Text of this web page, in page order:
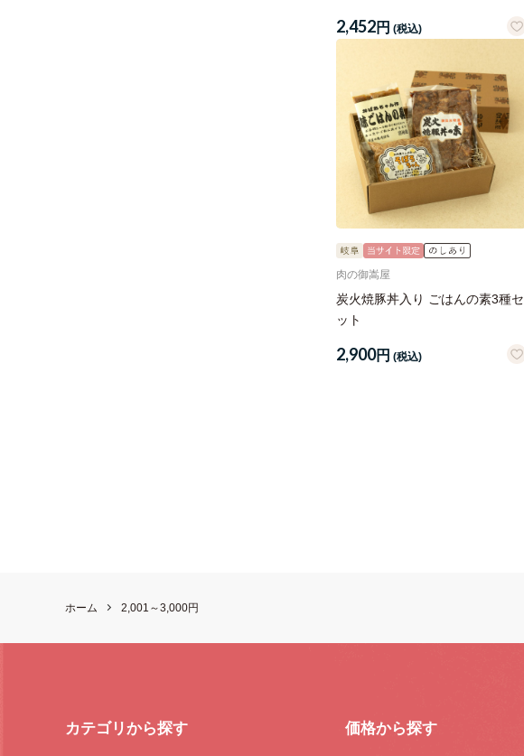
2,452円 (税込)
肉の御嵩屋
炭火焼豚丼入り ごはんの素3種セ
ット
2,900円 (税込)
ホーム 2,001～3,000円
カテゴリから探す 価格から探す